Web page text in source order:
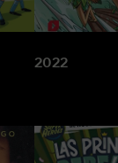
2022